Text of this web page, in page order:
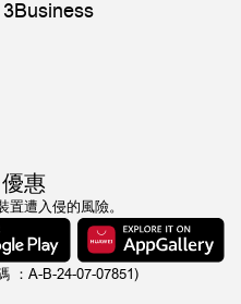
3Business
惠
遭入侵的風險。
：A-B-24-07-07851)